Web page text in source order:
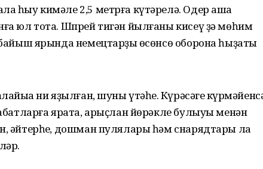
һыу кимәле 2,5 метрға күтәрелә. Одер аша
юл тота. Шпрей тигән йылғаны кисеү ҙә мөһим
ярында немецтарҙың өсөнсө оборона һыҙаты
ни яҙылған, шуны үтәһең. Күрәсәгең
ярата, арыҫлан йөрәкле булыуы менән
әйтерһең, дошман пулялары һәм снарядтары ла